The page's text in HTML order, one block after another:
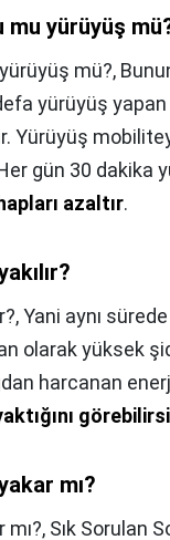
yürüyüş
mü?,
yürüyüş yapan
Yürüyüş
Her gün 30
azaltır.
Yani aynı
olarak yüksek
harcanan
mı?
Sık Sorulan